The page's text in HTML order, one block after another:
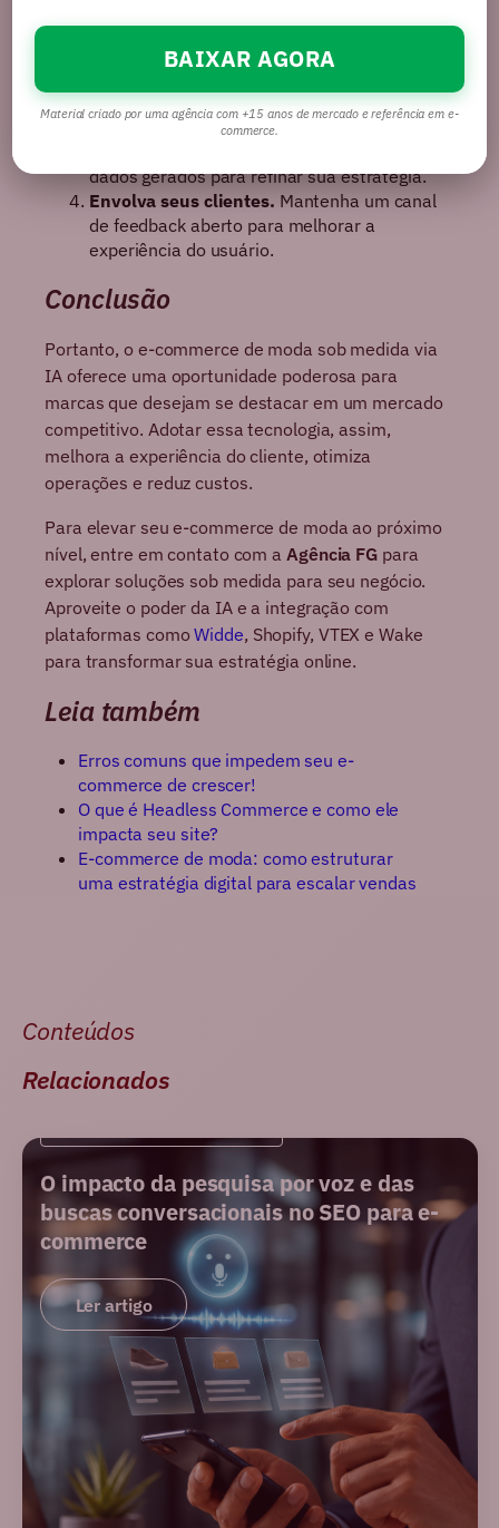
Escolha a plataforma de e-commerce certa.
Avalie opções como Shopify para integrar
soluções de IA.
todos estejam familiarizados com as novas
ferramentas e processos.
dados gerados para refinar sua estratégia.
Envolva seus clientes. Mantenha um canal
de feedback aberto para melhorar a
experiência do usuário.
Conclusão
Portanto, o e-commerce de moda sob medida via
IA oferece uma oportunidade poderosa para
marcas que desejam se destacar em um mercado
competitivo. Adotar essa tecnologia, assim,
melhora a experiência do cliente, otimiza
operações e reduz custos.
Para elevar seu e-commerce de moda ao próximo
nível, entre em contato com a Agência FG para
explorar soluções sob medida para seu negócio.
Aproveite o poder da IA e a integração com
plataformas comoWidde, Shopify, VTEX e Wake
para transformar sua estratégia online.
Leia também
Erros comuns que impedem seu e-
commerce de crescer!
O que é Headless Commerce e como ele
impacta seu site?
E-commerce de moda: como estruturar
uma estratégia digital para escalar vendas
Conteúdos
Relacionados
O impacto da pesquisa por voz e das
buscas conversacionais no SEO para e-
commerce
Ler artigo
BAIXAR AGORA
Material criado por uma agência com +15 anos de mercado e referência em e-
commerce.